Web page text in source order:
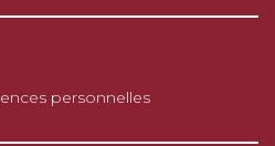
personnelles